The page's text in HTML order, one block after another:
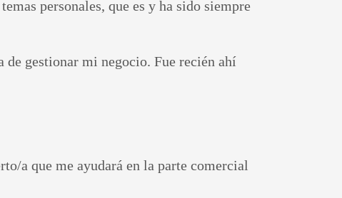
personales, que es y ha sido siempre
gestionar mi negocio. Fue recién ahí
a que me ayudará en la parte comercial